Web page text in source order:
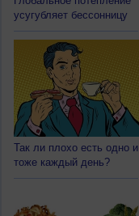
усугубляет бессонницу
Так ли плохо есть одно и
тоже каждый день?